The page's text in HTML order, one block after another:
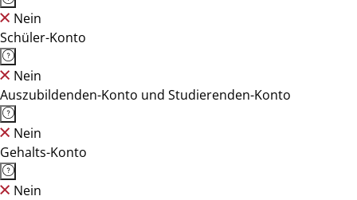
Nein
Schüler-Konto
Nein
Auszubildenden-Konto und Studierenden-Konto
Nein
Gehalts-Konto
Nein